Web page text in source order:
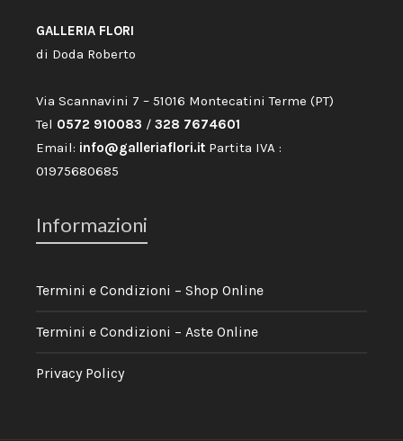
GALLERIA FLORI
di Doda Roberto
Via Scannavini 7 – 51016 Montecatini Terme (PT)
Tel 0572 910083 / 328 7674601
Email: info@galleriaflori.it Partita IVA :
01975680685
Informazioni
Termini e Condizioni – Shop Online
Termini e Condizioni – Aste Online
Privacy Policy